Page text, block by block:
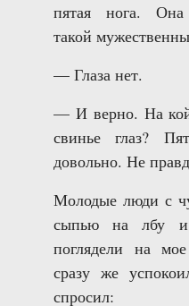
пятая нога.
такой
— Глаза нет.
— И верно. На кой
свинье глаз?
довольно. Не
Молодые люди с
сыпью на лбу и
поглядели на
сразу же
спросил: